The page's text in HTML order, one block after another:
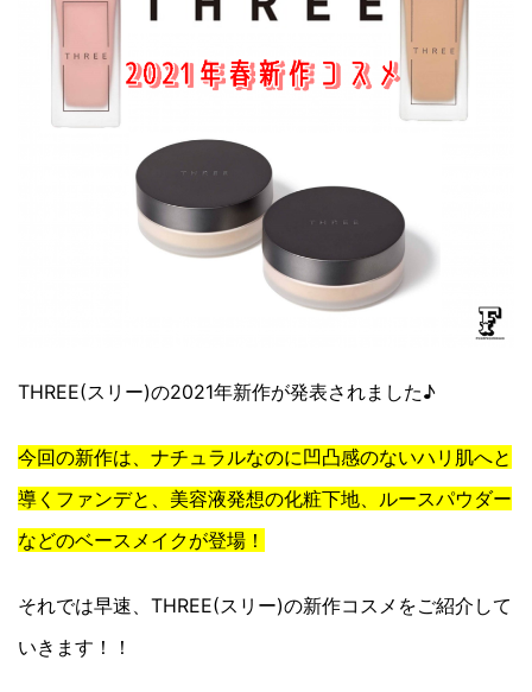
THREE(スリー)の2021年新作が発表されました♪
今回の新作は、ナチュラルなのに凹凸感のないハリ肌へと
導くファンデと、美容液発想の化粧下地、ルースパウダー
などのベースメイクが登場！
それでは早速、THREE(スリー)の新作コスメをご紹介して
いきます！！